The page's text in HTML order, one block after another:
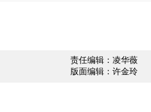
责任编辑：凌华薇
版面编辑：许金玲